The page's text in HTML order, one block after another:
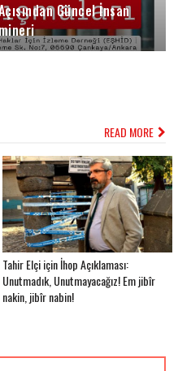
Güncel İnsan
READ MORE
Tahir Elçi için İhop Açıklaması:
Unutmadık, Unutmayacağız! Em jibîr
nakin, jibîr nabin!